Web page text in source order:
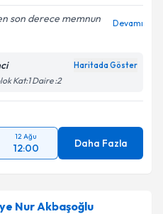
son derece memnun
Devamı
Haritada Göster
Kat:1 Daire :2
12 Ağu
12:00 Daha Fazla
Nur Akbaşoğlu